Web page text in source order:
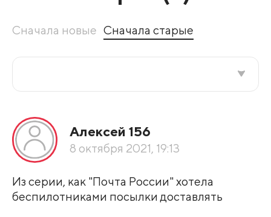
Сначала новые Сначала старые
По рейтингу
Развернуть все
Алексей 156
8 октября 2021, 19:13
Из серии, как "Почта России" хотела
беспилотниками посылки доставлять